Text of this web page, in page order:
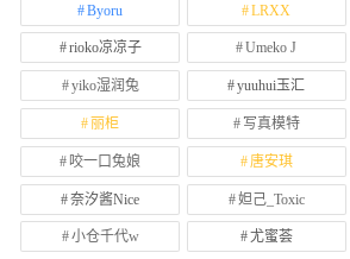
Byoru LRXX
rioko凉凉子 Umeko J
yiko湿润兔 yuuhui玉汇
丽柜 写真模特
咬一口兔娘 唐安琪
奈汐酱Nice 妲己_Toxic
小仓千代w 尤蜜荟